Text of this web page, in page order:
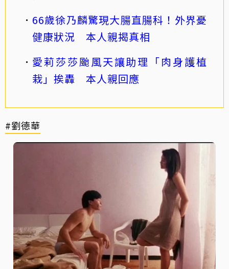
66歲徐乃麟驚現大腸直腸科！外界憂
健康狀況 本人親揭真相
愛莉莎莎颱風天讓助理「肉身護植
栽」挨轟 本人親回應
#劉德華